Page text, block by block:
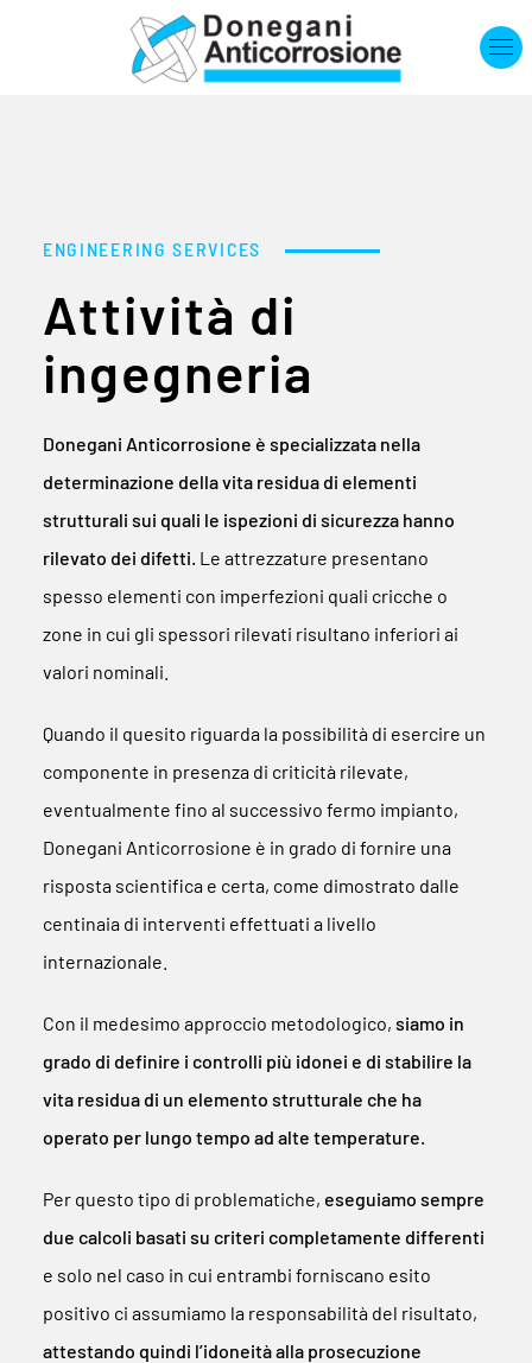
Skip to main content
ENGINEERING SERVICES
Attività di
ingegneria
Donegani Anticorrosione è specializzata nella
determinazione della vita residua di elementi
strutturali sui quali le ispezioni di sicurezza hanno
rilevato dei difetti. Le attrezzature presentano
spesso elementi con imperfezioni quali cricche o
zone in cui gli spessori rilevati risultano inferiori ai
valori nominali.
Quando il quesito riguarda la possibilità di esercire un
componente in presenza di criticità rilevate,
eventualmente fino al successivo fermo impianto,
Donegani Anticorrosione è in grado di fornire una
risposta scientifica e certa, come dimostrato dalle
centinaia di interventi effettuati a livello
internazionale.
Con il medesimo approccio metodologico, siamo in
grado di definire i controlli più idonei e di stabilire la
vita residua di un elemento strutturale che ha
operato per lungo tempo ad alte temperature.
Per questo tipo di problematiche, eseguiamo sempre
due calcoli basati su criteri completamente differenti
e solo nel caso in cui entrambi forniscano esito
positivo ci assumiamo la responsabilità del risultato,
attestando quindi l’idoneità alla prosecuzione